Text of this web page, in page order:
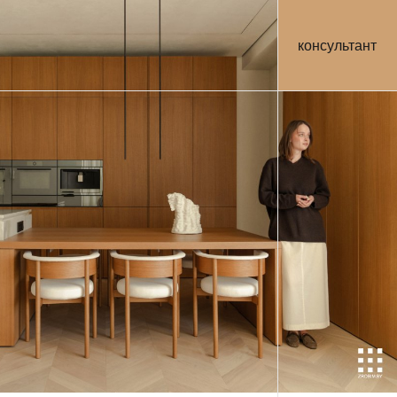
консультант